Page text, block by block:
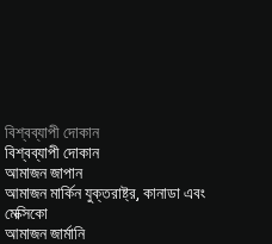
বিশ্বব্যাপী দোকান
বিশ্বব্যাপী দোকান
আমাজন জাপান
আমাজন মার্কিন যুক্তরাষ্ট্র, কানাডা এবং
মেক্সিকো
আমাজন জার্মানি